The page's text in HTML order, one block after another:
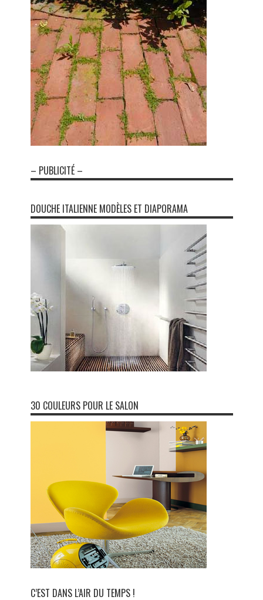
– PUBLICITÉ –
DOUCHE ITALIENNE MODÈLES ET DIAPORAMA
30 COULEURS POUR LE SALON
C’EST DANS L’AIR DU TEMPS !